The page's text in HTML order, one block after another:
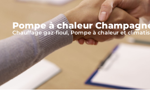
Pompe à chaleur
Chauffage gaz-fioul, Pompe à chaleur et